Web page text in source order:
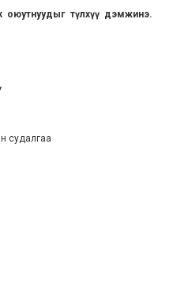
оюутнуудыг түлхүү дэмжинэ.
судалгаа